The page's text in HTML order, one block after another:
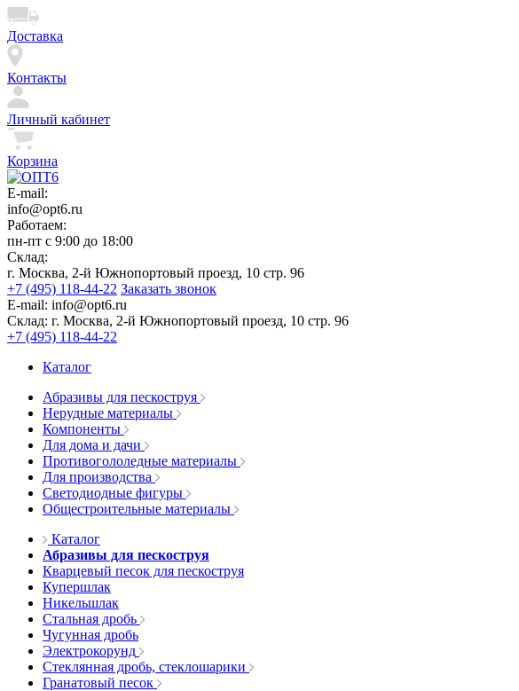
Доставка
Контакты
Личный кабинет
Корзина
E-mail:
info@opt6.ru
Работаем:
пн-пт с 9:00 до 18:00
Склад:
г. Москва, 2-й Южнопортовый проезд, 10 стр. 96
+7 (495) 118-44-22 Заказать звонок
E-mail: info@opt6.ru
Склад: г. Москва, 2-й Южнопортовый проезд, 10 стр. 96
+7 (495) 118-44-22
Каталог
Абразивы для пескоструя
Нерудные материалы
Компоненты
Для дома и дачи
Противогололедные материалы
Для производства
Светодиодные фигуры
Общестроительные материалы
Каталог
Абразивы для пескоструя
Кварцевый песок для пескоструя
Купершлак
Никельшлак
Стальная дробь
Чугунная дробь
Электрокорунд
Стеклянная дробь, стеклошарики
Гранатовый песок